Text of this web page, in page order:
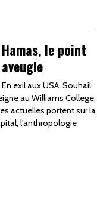
Hamas, le point
aveugle
En exil aux USA, Souhail
au Williams College.
actuelles portent sur la
l’anthropologie